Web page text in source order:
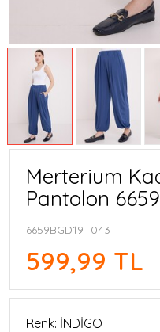
Merterium
Pantolon 6659
6659BGD19_043
599,99 TL
Renk: İNDİGO